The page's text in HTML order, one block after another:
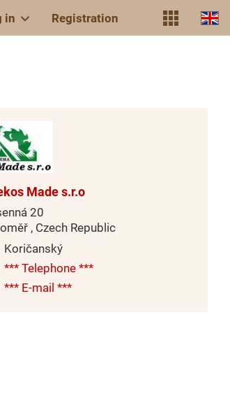
in Registration
Made s.r.o
20
, Czech Republic
Koričanský
*** Telephone ***
*** E-mail ***